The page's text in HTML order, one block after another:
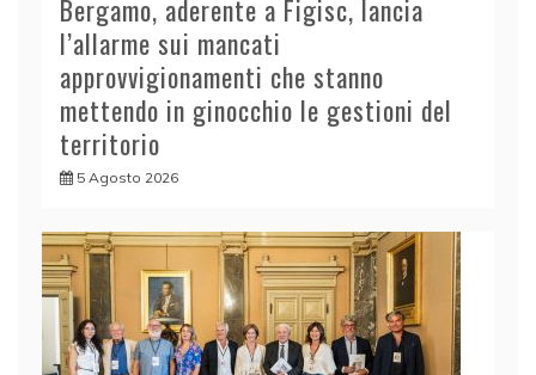
Bergamo, aderente a Figisc, lancia
l’allarme sui mancati
approvvigionamenti che stanno
mettendo in ginocchio le gestioni del
territorio
5 Agosto 2026